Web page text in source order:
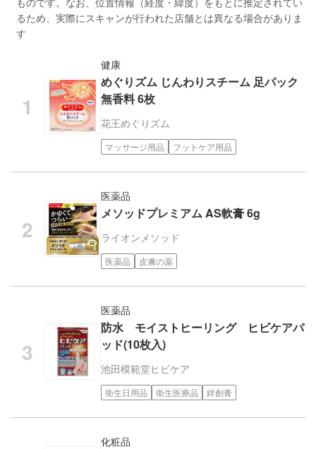
るため、実際にスキャンが行われた店舗とは異なる場合がありま
す
健康
めぐりズム じんわりスチーム 足パック
無香料 6枚
花王めぐりズム
マッサージ用品 フットケア用品
医薬品
メソッドプレミアム AS軟膏 6g
ライオン メソッド
医薬品 皮膚の薬
医薬品
防水 モイストヒーリング ヒビケアパ
ッド(10枚入)
池田模範堂ヒビケア
衛生日用品 衛生医療品 絆創膏
化粧品